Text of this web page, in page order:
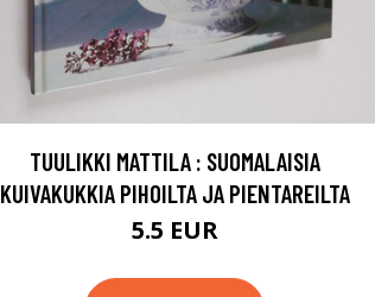
TUULIKKI MATTILA : SUOMALAISIA
KUIVAKUKKIA PIHOILTA JA PIENTAREILTA
5.5 EUR